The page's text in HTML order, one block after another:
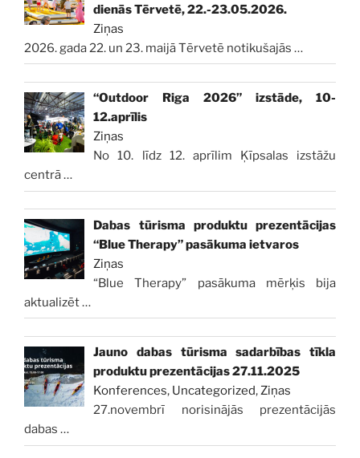
dienās Tērvetē, 22.-23.05.2026.
Ziņas
2026. gada 22. un 23. maijā Tērvetē notikušajās …
“Outdoor Riga 2026” izstāde, 10-
12.aprīlis
Ziņas
No 10. līdz 12. aprīlim Ķīpsalas izstāžu
centrā…
Dabas tūrisma produktu prezentācijas
“Blue Therapy” pasākuma ietvaros
Ziņas
“Blue Therapy” pasākuma mērķis bija
aktualizēt…
Jauno dabas tūrisma sadarbības tīkla
produktu prezentācijas 27.11.2025
Konferences, Uncategorized,Ziņas
27.novembrī norisinājās prezentācijās
dabas …